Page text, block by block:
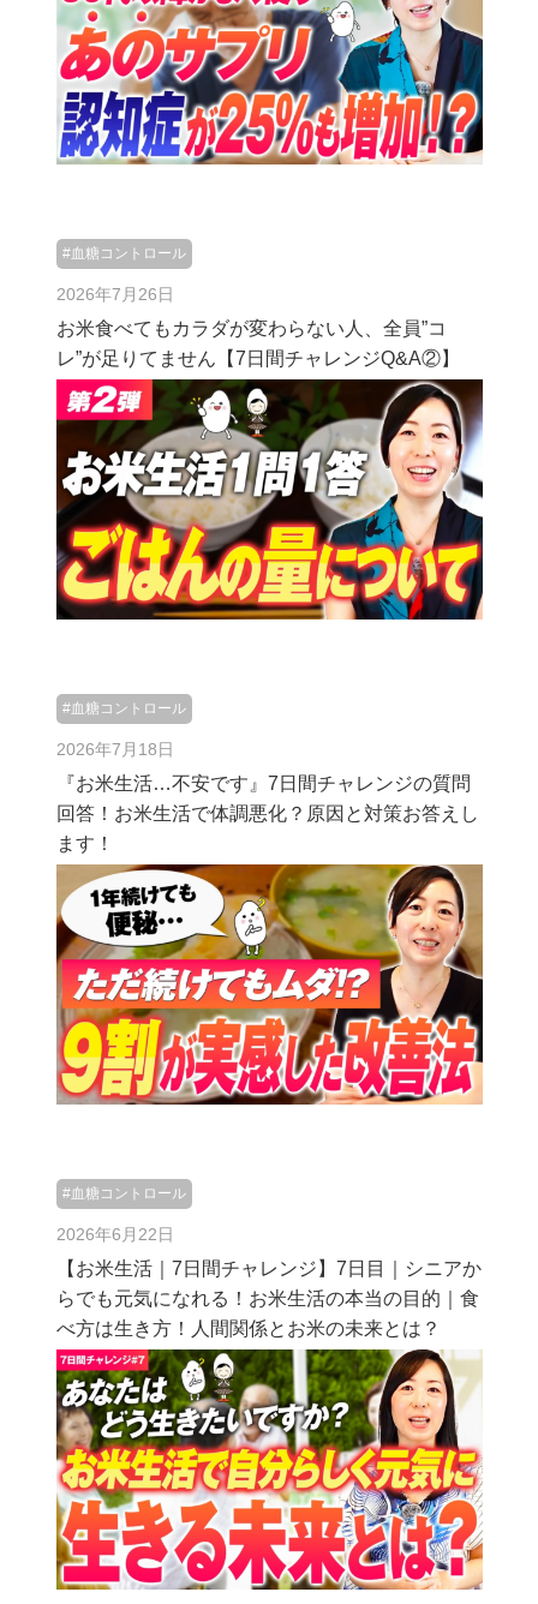
#血糖コントロール
2026年7月26日
お米食べてもカラダが変わらない人、全員”コ
レ”が足りてません【7日間チャレンジQ&A②】
#血糖コントロール
2026年7月18日
『お米生活…不安です』7日間チャレンジの質問
回答！お米生活で体調悪化？原因と対策お答えし
ます！
#血糖コントロール
2026年6月22日
【お米生活｜7日間チャレンジ】7日目｜シニアか
らでも元気になれる！お米生活の本当の目的｜食
べ方は生き方！人間関係とお米の未来とは？